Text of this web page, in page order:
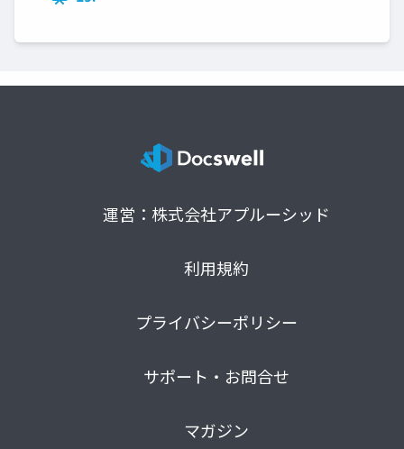
運営：株式会社アプルーシッド
利用規約
プライバシーポリシー
サポート・お問合せ
マガジン